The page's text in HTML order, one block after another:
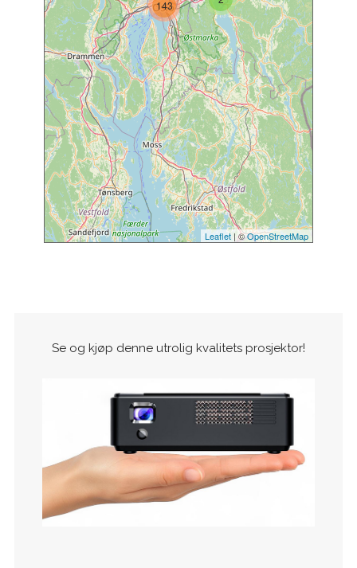
143
Leaflet | ©OpenStreetMap
Se og kjøp denne utrolig kvalitets prosjektor!